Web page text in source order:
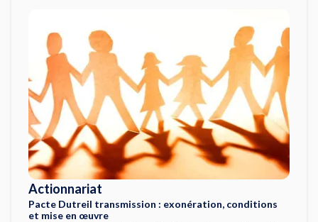
Actionnariat
Pacte Dutreil transmission : exonération, conditions
et mise en œuvre